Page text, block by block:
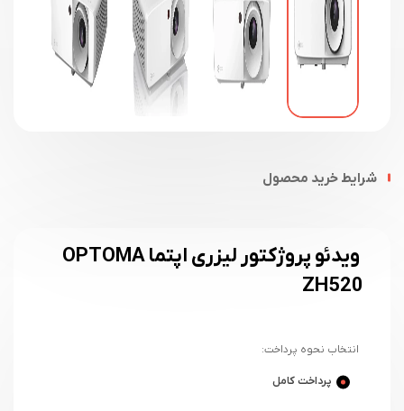
شرایط خرید محصول
ویدئو پروژکتور لیزری اپتما OPTOMA
ZH520
انتخاب نحوه پرداخت:
پرداخت کامل